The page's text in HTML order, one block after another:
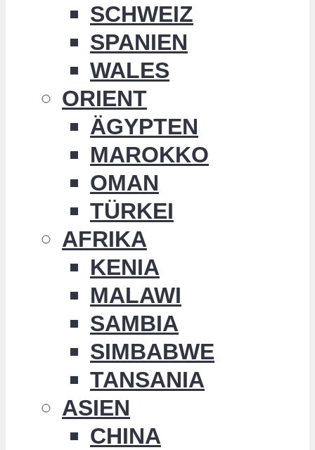
SCHWEIZ
SPANIEN
WALES
ORIENT
ÄGYPTEN
MAROKKO
OMAN
TÜRKEI
AFRIKA
KENIA
MALAWI
SAMBIA
SIMBABWE
TANSANIA
ASIEN
CHINA